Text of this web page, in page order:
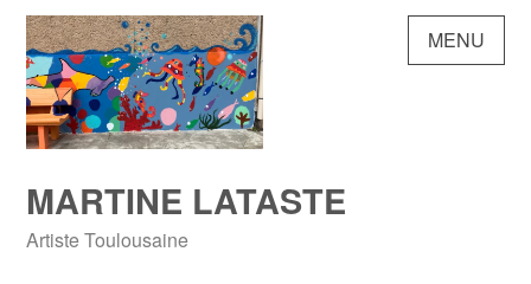
Skip
content
MARTINE LATASTE
Artiste Toulousaine
MENU